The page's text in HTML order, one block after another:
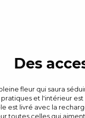
Des
fleur qui saura
et l'intérieur
est livré avec la
celles qui